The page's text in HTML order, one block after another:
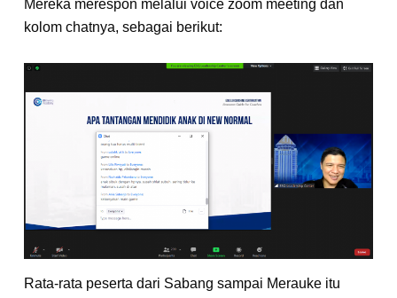
Mereka merespon melalui voice zoom meeting dan
kolom chatnya, sebagai berikut:
Rata-rata peserta dari Sabang sampai Merauke itu